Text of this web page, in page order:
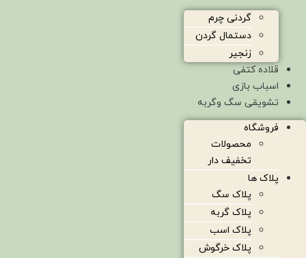
گردنی چرم
دستمال گردن
زنجیر
قلاده کتفی
اسباب بازی
تشویقی سگ وگربه
فروشگاه
محصولات
تخفیف دار
پلاک ها
پلاک سگ
پلاک گربه
پلاک اسب
پلاک خرگوش